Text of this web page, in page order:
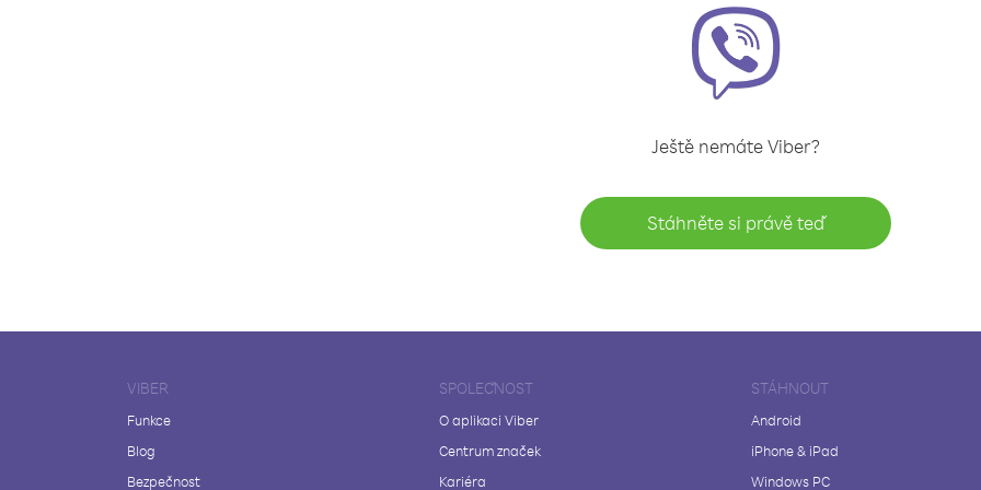
Ještě nemáte Viber?
Stáhněte si právě teď
VIBER
Funkce
Blog
Bezpečnost
SPOLEČNOST
O aplikaci Viber
Centrum značek
Kariéra
STÁHNOUT
Android
iPhone & iPad
Windows PC